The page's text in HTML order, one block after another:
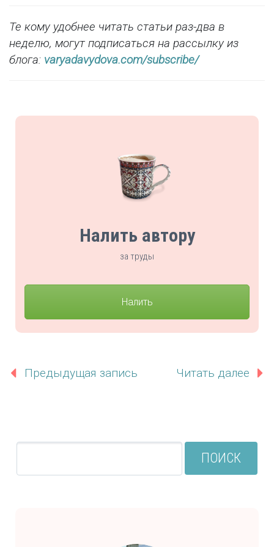
Те кому удобнее читать статьи раз-два в
неделю, могут подписаться на рассылку из
блога: varyadavydova.com/subscribe/
Налить автору
за труды
Налить
Предыдущая запись Читать далее
ПОИСК